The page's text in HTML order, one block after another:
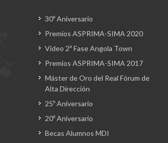
30º Aniversario
Premios ASPRIMA-SIMA 2020
Vídeo 2ª Fase Angola Town
Premios ASPRIMA-SIMA 2017
Máster de Oro del Real Fórum de
Alta Dirección
25º Aniversario
20º Aniversario
Becas Alumnos MDI